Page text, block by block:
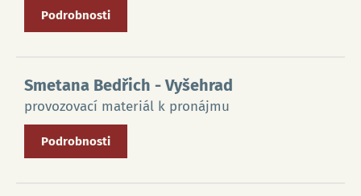
Podrobnosti
Smetana Bedřich - Vyšehrad
provozovací materiál k pronájmu
Podrobnosti